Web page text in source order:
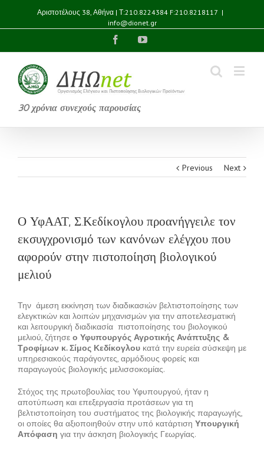
Αριστοτέλους 38, Αθήνα | Τ:210.8224384 F:210.8218117 |
info@dionet.gr
FacebookYouTube
30 χρόνια συνεχούς παρουσίας
Previous Next
Ο ΥφΑΑΤ, Σ.Κεδίκογλου προανήγγειλε τον
εκσυγχρονισμό των κανόνων ελέγχου που
αφορούν στην πιστοποίηση βιολογικού
μελιού
Την άμεση εκκίνηση των διαδικασιών βελτιστοποίησης των
ελεγκτικών και λοιπών μηχανισμών για την αποτελεσματική
και λειτουργική διαδικασία πιστοποίησης του βιολογικού
μελιού, ζήτησε ο Υφυπουργός Αγροτικής Ανάπτυξης &
Τροφίμων κ. Σίμος Κεδίκογλου κατά την ευρεία σύσκεψη με
υπηρεσιακούς παράγοντες, αρμόδιους φορείς και
παραγωγούς βιολογικής μελισσοκομίας.
Στόχος της πρωτοβουλίας του Υφυπουργού, ήταν η
αποτύπωση και επεξεργασία προτάσεων για τη
βελτιστοποίηση του συστήματος της βιολογικής παραγωγής,
οι οποίες θα αξιοποιηθούν στην υπό κατάρτιση Υπουργική
Απόφαση για την άσκηση βιολογικής Γεωργίας.